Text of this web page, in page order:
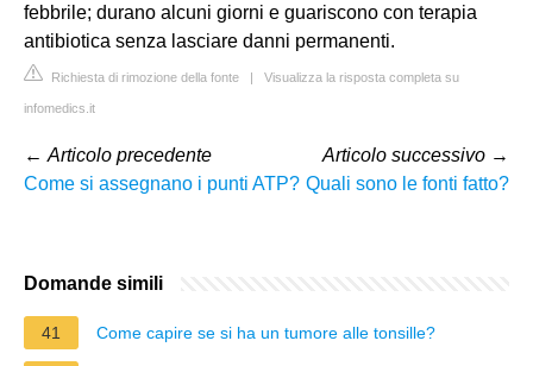
febbrile; durano alcuni giorni e guariscono con terapia
antibiotica senza lasciare danni permanenti.
Richiesta di rimozione della fonte | Visualizza la risposta completa su
infomedics.it
← Articolo precedente
Come si assegnano i punti ATP?
Articolo successivo →
Quali sono le fonti fatto?
Domande simili
41 Come capire se si ha un tumore alle tonsille?